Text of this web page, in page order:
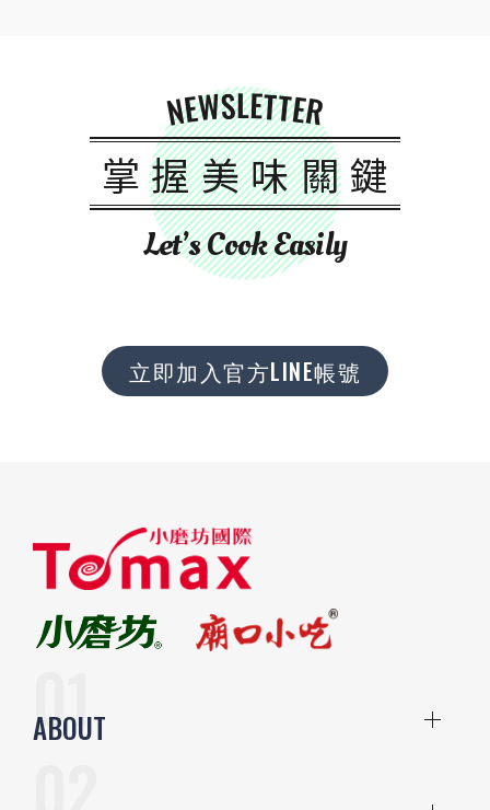
NEWSLETTER
掌握美味關鍵
Let’s Cook Easily
立即加入官方LINE帳號
ABOUT